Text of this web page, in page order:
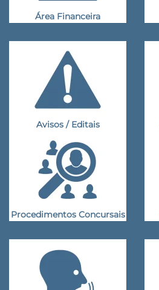
Área Financeira
Avisos / Editais
Procedimentos Concursais